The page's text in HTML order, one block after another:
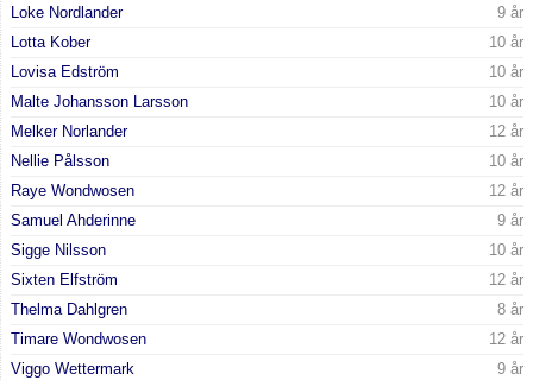
Loke Nordlander
9 år
Lotta Kober
10 år
Lovisa Edström
10 år
Malte Johansson Larsson
10 år
Melker Norlander
12 år
Nellie Pålsson
10 år
Raye Wondwosen
12 år
Samuel Ahderinne
9 år
Sigge Nilsson
10 år
Sixten Elfström
12 år
Thelma Dahlgren
8 år
Timare Wondwosen
12 år
Viggo Wettermark
9 år